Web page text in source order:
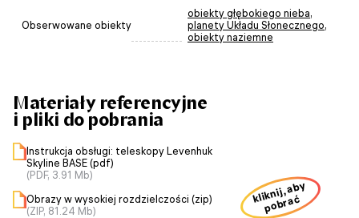
Obserwowane obiekty
obiekty głębokiego nieba,
planety Układu Słonecznego,
obiekty naziemne
Materiały referencyjne
i pliki do pobrania
Instrukcja obsługi: teleskopy Levenhuk
Skyline BASE (pdf)
(PDF, 3.91 Mb)
Obrazy w wysokiej rozdzielczości (zip)
(ZIP, 81.24 Mb)
kliknij, aby
pobrać